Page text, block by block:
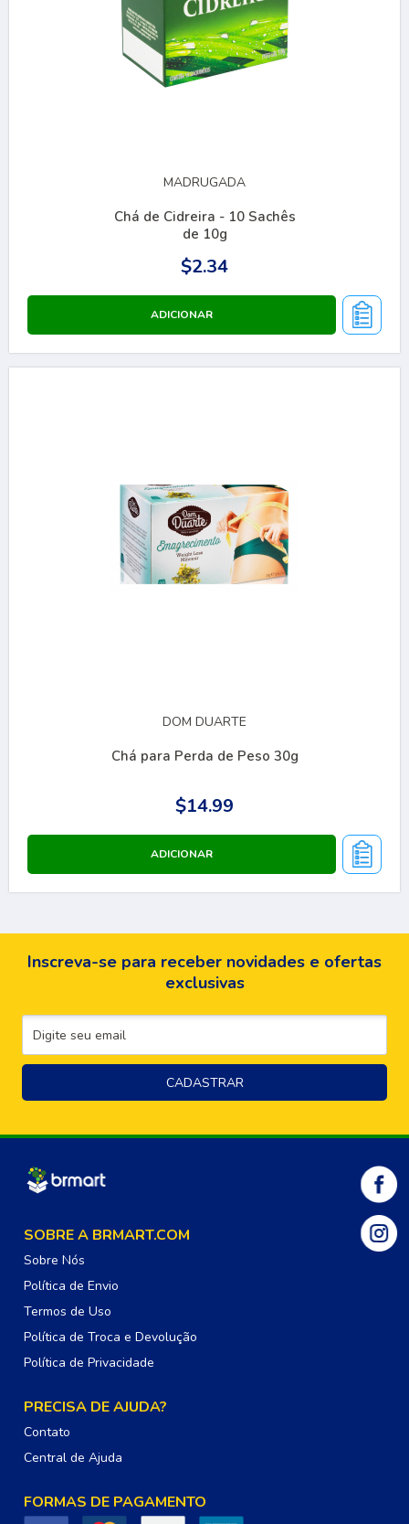
MADRUGADA
Chá de Cidreira - 10 Sachês
de 10g
$2.34
DOM DUARTE
Chá para Perda de Peso 30g
$14.99
Inscreva-se para receber novidades e ofertas
exclusivas
SOBRE A BRMART.COM
Sobre Nós
Política de Envio
Termos de Uso
Política de Troca e Devolução
Política de Privacidade
PRECISA DE AJUDA?
Contato
Central de Ajuda
FORMAS DE PAGAMENTO